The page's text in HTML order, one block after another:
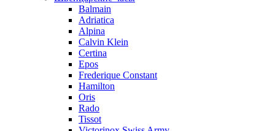
Balmain
Adriatica
Alpina
Calvin Klein
Certina
Epos
Frederique Constant
Hamilton
Oris
Rado
Tissot